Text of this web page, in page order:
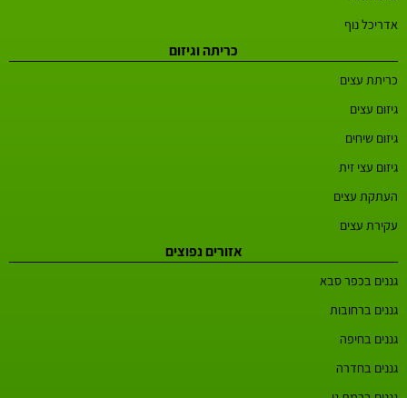
אדריכל נוף
כריתה וגיזום
כריתת עצים
גיזום עצים
גיזום שיחים
גיזום עצי זית
העתקת עצים
עקירת עצים
אזורים נפוצים
גננים בכפר סבא
גננים ברחובות
גננים בחיפה
גננים בחדרה